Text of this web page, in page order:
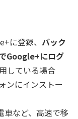
に登録、 バック
Google+にログ
している場合
ンにインストー
車など、高速で移